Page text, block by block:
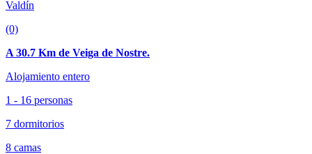
Valdín
(0)
A 30.7 Km de Veiga de Nostre.
Alojamiento entero
1 - 16 personas
7 dormitorios
8 camas